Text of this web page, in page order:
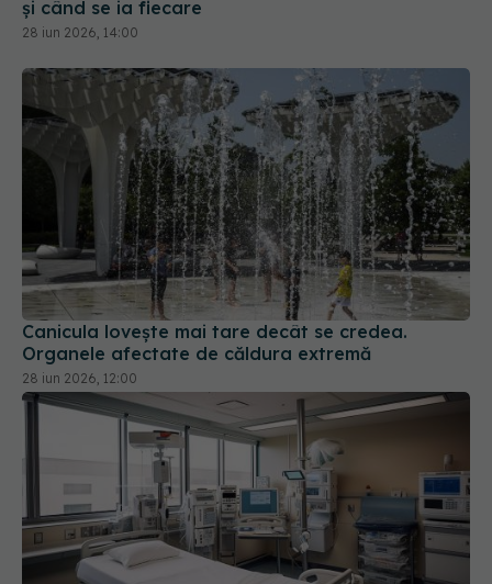
Canicula lovește mai tare decât se credea.
Organele afectate de căldura extremă
28 iun 2026, 12:00